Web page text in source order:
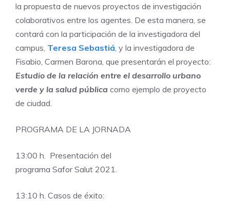
la propuesta de nuevos proyectos de investigación
colaborativos entre los agentes. De esta manera, se
contará con la participación de la investigadora del
campus, Teresa Sebastiá , y la investigadora de
Fisabio, Carmen Barona, que presentarán el proyecto:
Estudio de la relación entre el desarrollo urbano
verde y la salud pública como ejemplo de proyecto
de ciudad.
PROGRAMA DE LA JORNADA
13:00 h. Presentación del
programa Safor Salut 2021.
13:10 h. Casos de éxito: